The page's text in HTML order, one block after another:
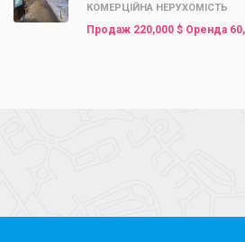
КОМЕРЦІЙНА НЕРУХОМІСТЬ
Продаж 220,000 $ Оренда